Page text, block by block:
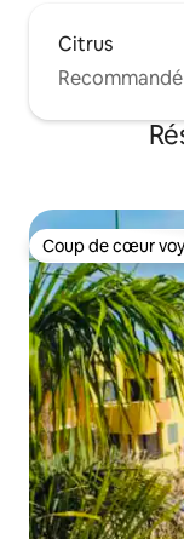
Citrus
Coup de cœur
Coup de cœur